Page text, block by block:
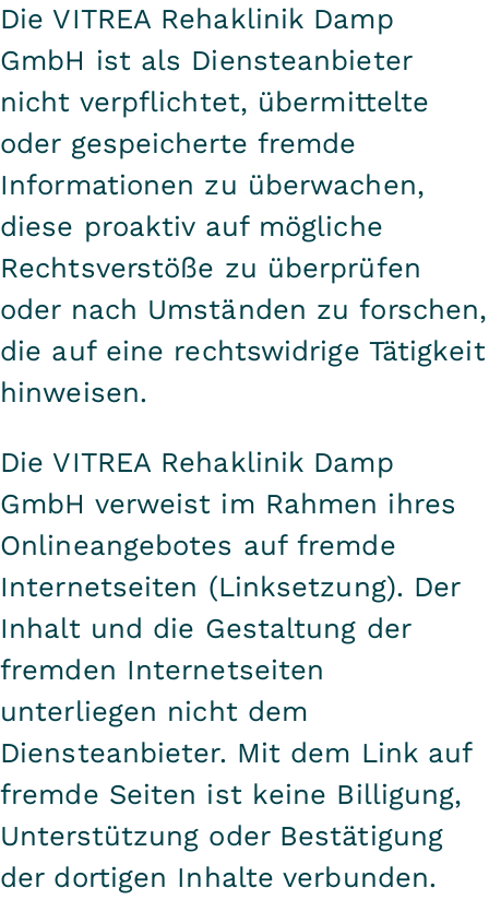
Die VITREA Rehaklinik Damp
GmbH ist als Diensteanbieter
nicht verpflichtet, übermittelte
oder gespeicherte fremde
Informationen zu überwachen,
diese proaktiv auf mögliche
Rechtsverstöße zu überprüfen
oder nach Umständen zu forschen,
die auf eine rechtswidrige Tätigkeit
hinweisen.
Die VITREA Rehaklinik Damp
GmbH verweist im Rahmen ihres
Onlineangebotes auf fremde
Internetseiten (Linksetzung). Der
Inhalt und die Gestaltung der
fremden Internetseiten
unterliegen nicht dem
Diensteanbieter. Mit dem Link auf
fremde Seiten ist keine Billigung,
Unterstützung oder Bestätigung
der dortigen Inhalte verbunden.